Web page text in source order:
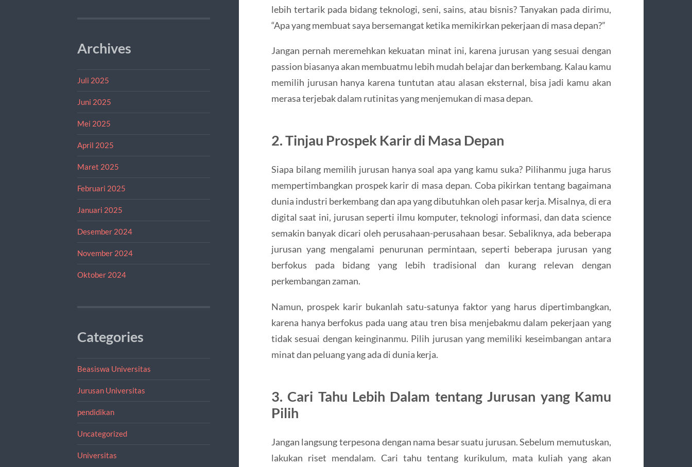
Archives
Juli 2025
Juni 2025
Mei 2025
April 2025
Maret 2025
Februari 2025
Januari 2025
Desember 2024
November 2024
Oktober 2024
Categories
Beasiswa Universitas
Jurusan Universitas
pendidikan
Uncategorized
Universitas
lebih tertarik pada bidang teknologi, seni, sains, atau bisnis? Tanyakan pada dirimu,
“Apa yang membuat saya bersemangat ketika memikirkan pekerjaan di masa depan?”
Jangan pernah meremehkan kekuatan minat ini, karena jurusan yang sesuai dengan
passion biasanya akan membuatmu lebih mudah belajar dan berkembang. Kalau kamu
memilih jurusan hanya karena tuntutan atau alasan eksternal, bisa jadi kamu akan
merasa terjebak dalam rutinitas yang menjemukan di masa depan.
2. Tinjau Prospek Karir di Masa Depan
Siapa bilang memilih jurusan hanya soal apa yang kamu suka? Pilihanmu juga harus
mempertimbangkan prospek karir di masa depan. Coba pikirkan tentang bagaimana
dunia industri berkembang dan apa yang dibutuhkan oleh pasar kerja. Misalnya, di era
digital saat ini, jurusan seperti ilmu komputer, teknologi informasi, dan data science
semakin banyak dicari oleh perusahaan-perusahaan besar. Sebaliknya, ada beberapa
jurusan yang mengalami penurunan permintaan, seperti beberapa jurusan yang
berfokus pada bidang yang lebih tradisional dan kurang relevan dengan
perkembangan zaman.
Namun, prospek karir bukanlah satu-satunya faktor yang harus dipertimbangkan,
karena hanya berfokus pada uang atau tren bisa menjebakmu dalam pekerjaan yang
tidak sesuai dengan keinginanmu. Pilih jurusan yang memiliki keseimbangan antara
minat dan peluang yang ada di dunia kerja.
3. Cari Tahu Lebih Dalam tentang Jurusan yang Kamu
Pilih
Jangan langsung terpesona dengan nama besar suatu jurusan. Sebelum memutuskan,
lakukan riset mendalam. Cari tahu tentang kurikulum, mata kuliah yang akan